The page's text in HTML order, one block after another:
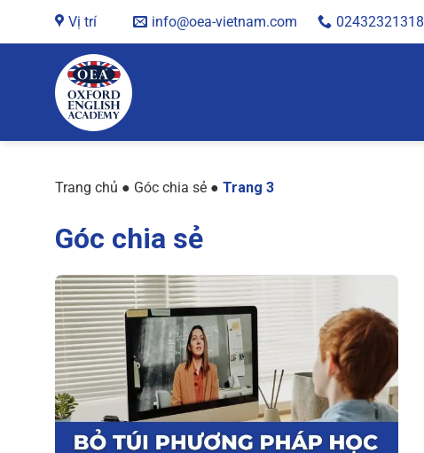
Vị trí info@oea-vietnam.com 02432321318
Trang chủ ● Góc chia sẻ ● Trang 3
Góc chia sẻ